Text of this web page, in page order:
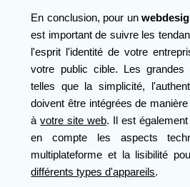
En conclusion, pour un
est important de suivre les
l'esprit l'identité de votre
votre public cible. Les grandes
telles que la simplicité,
doivent être intégrées de
àvotre site web. Il est
en compte les aspects
multiplateforme et la lisibilité
différents types d'appareils.